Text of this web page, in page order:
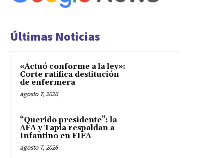
Últimas Noticias
«Actuó conforme a la ley»:
Corte ratifica destitución
de enfermera
agosto 7, 2026
“Querido presidente”: la
AFA y Tapia respaldan a
Infantino en FIFA
agosto 7, 2026